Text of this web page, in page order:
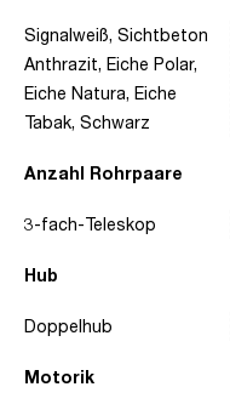
Anzahl Rohrpaare
Hub
Motorik
Signalweiß, Sichtbeton
Anthrazit, Eiche Polar,
Eiche Natura, Eiche
Tabak, Schwarz
3-fach-Teleskop
Doppelhub